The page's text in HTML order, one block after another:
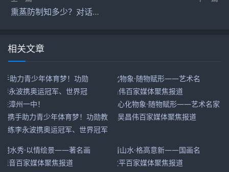
熏蒸防制知多少？对话能多洁普罗分熏蒸专家
相关文章
携手助力青少年体育梦！功勋教
练李永波携奥运冠军、世界冠军
心化物象·随物赋形——艺术名家
吴昌伟百家媒体聚焦报道